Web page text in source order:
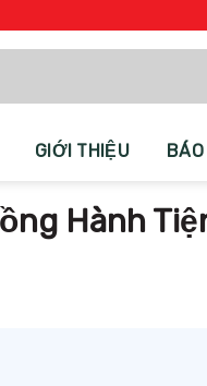
GIỚI THIỆU
Hành